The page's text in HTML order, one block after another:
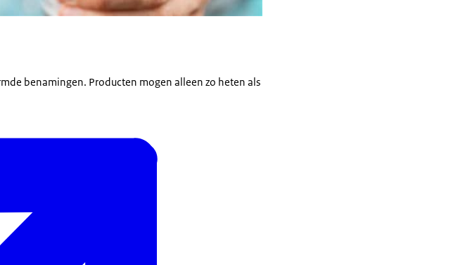
benamingen. Producten mogen alleen zo heten als